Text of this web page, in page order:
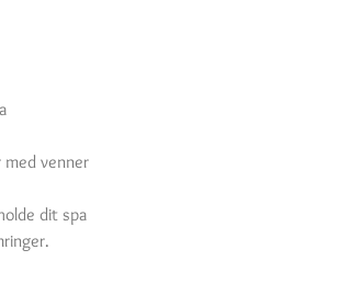
venner
dit spa